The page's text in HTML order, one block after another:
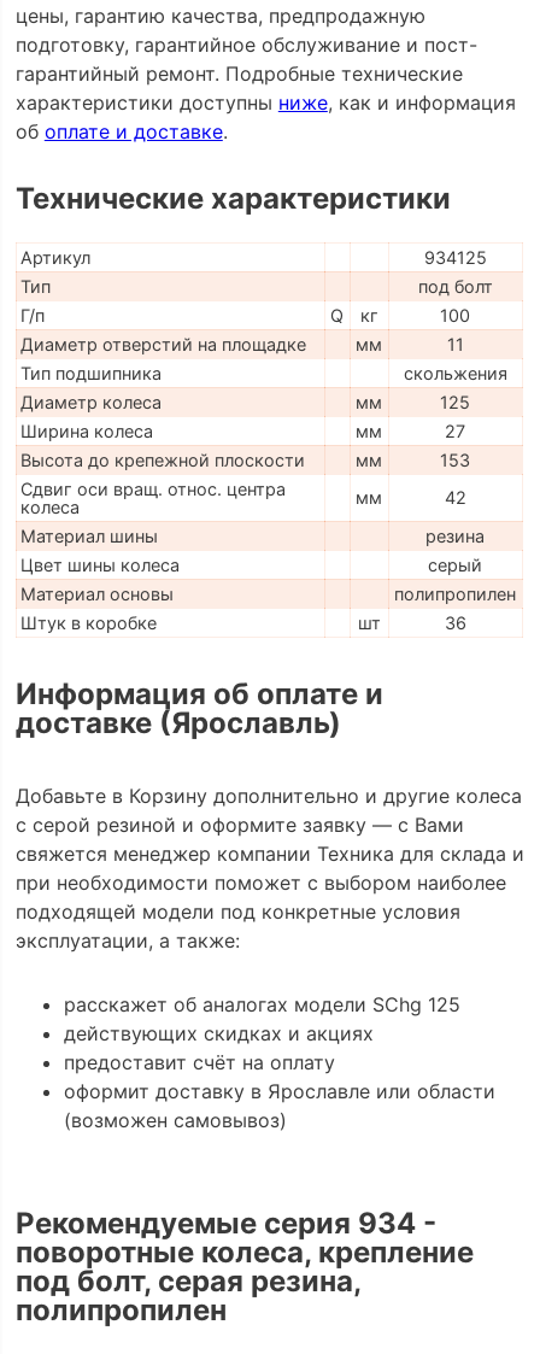
цены, гарантию качества, предпродажную
подготовку, гарантийное обслуживание и пост-
гарантийный ремонт. Подробные технические
характеристики доступны ниже, как и информация
об оплате и доставке.
Технические характеристики
Артикул
934125
Тип
под болт
Г/п
Q кг
100
Диаметр отверстий на площадке
мм
11
Тип подшипника
скольжения
Диаметр колеса
мм
125
Ширина колеса
мм
27
Высота до крепежной плоскости
мм
153
Сдвиг оси вращ. относ. центра
колеса
мм
42
Материал шины
резина
Цвет шины колеса
серый
Материал основы
полипропилен
Штук в коробке
шт 36
Информация об оплате и
доставке (Ярославль)
Добавьте в Корзину дополнительно и другие колеса
с серой резиной и оформите заявку — с Вами
свяжется менеджер компании Техника для склада и
при необходимости поможет с выбором наиболее
подходящей модели под конкретные условия
эксплуатации, а также:
расскажет об аналогах модели SChg 125
действующих скидках и акциях
предоставит счёт на оплату
оформит доставку в Ярославле или области
(возможен самовывоз)
Рекомендуемые серия 934 -
поворотные колеса, крепление
под болт, серая резина,
полипропилен